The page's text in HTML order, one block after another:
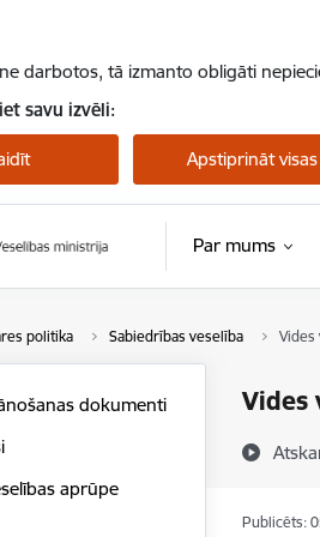
darbotos, tā izmanto obligāti
savu izvēli:
Apstiprināt visas
Par mums
politika Sabiedrības veselība Vides
Vides
dokumenti
aprūpe
Publicēts: